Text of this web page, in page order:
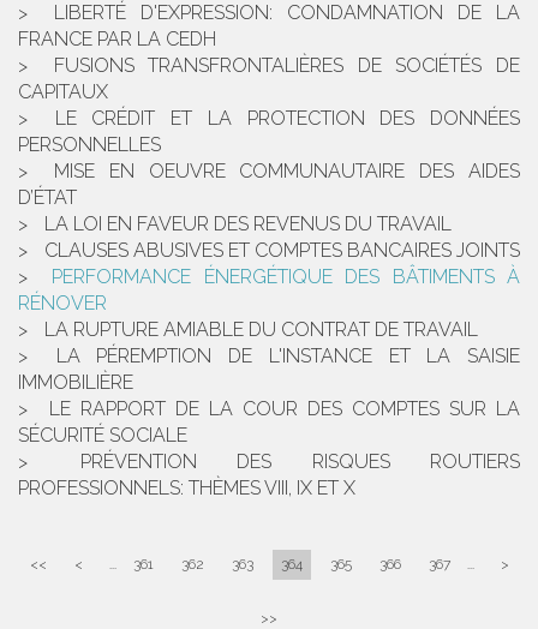
LIBERTÉ D'EXPRESSION: CONDAMNATION DE LA
FRANCE PAR LA CEDH
FUSIONS TRANSFRONTALIÈRES DE SOCIÉTÉS DE
CAPITAUX
LE CRÉDIT ET LA PROTECTION DES DONNÉES
PERSONNELLES
MISE EN OEUVRE COMMUNAUTAIRE DES AIDES
D’ÉTAT
LA LOI EN FAVEUR DES REVENUS DU TRAVAIL
CLAUSES ABUSIVES ET COMPTES BANCAIRES JOINTS
PERFORMANCE ÉNERGÉTIQUE DES BÂTIMENTS À
RÉNOVER
LA RUPTURE AMIABLE DU CONTRAT DE TRAVAIL
LA PÉREMPTION DE L'INSTANCE ET LA SAISIE
IMMOBILIÈRE
LE RAPPORT DE LA COUR DES COMPTES SUR LA
SÉCURITÉ SOCIALE
PRÉVENTION DES RISQUES ROUTIERS
PROFESSIONNELS: THÈMES VIII, IX ET X
<< < ... 361 362 363 364 365 366 367 ... >
>>